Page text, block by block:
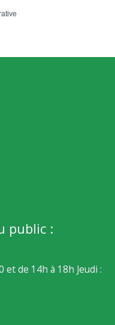
public :
de 14h à 18h Jeudi :